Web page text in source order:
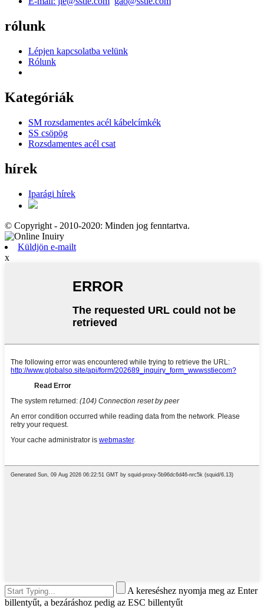
rólunk
Lépjen kapcsolatba velünk
Rólunk
Kategóriák
SM rozsdamentes acél kábelcímkék
SS csöpög
Rozsdamentes acél csat
hírek
Iparági hírek
© Copyright - 2010-2020: Minden jog fenntartva.
Küldjön e-mailt
x
A kereséshez nyomja meg az Enter
billentyűt, a bezáráshoz pedig az ESC billentyűt